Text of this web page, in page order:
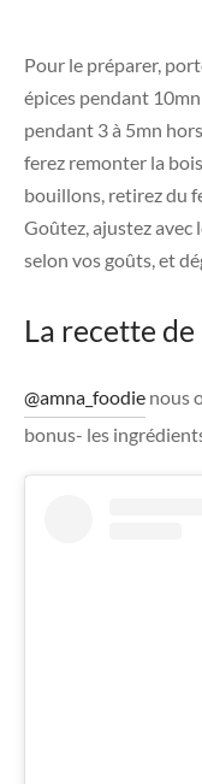
Pour le préparer,
épices pendant
pendant 3 à 5mn
ferez remonter la
bouillons, retirez du
Goûtez, ajustez avec
selon vos goûts, et
La recette de
@amna_foodie nous
bonus- les